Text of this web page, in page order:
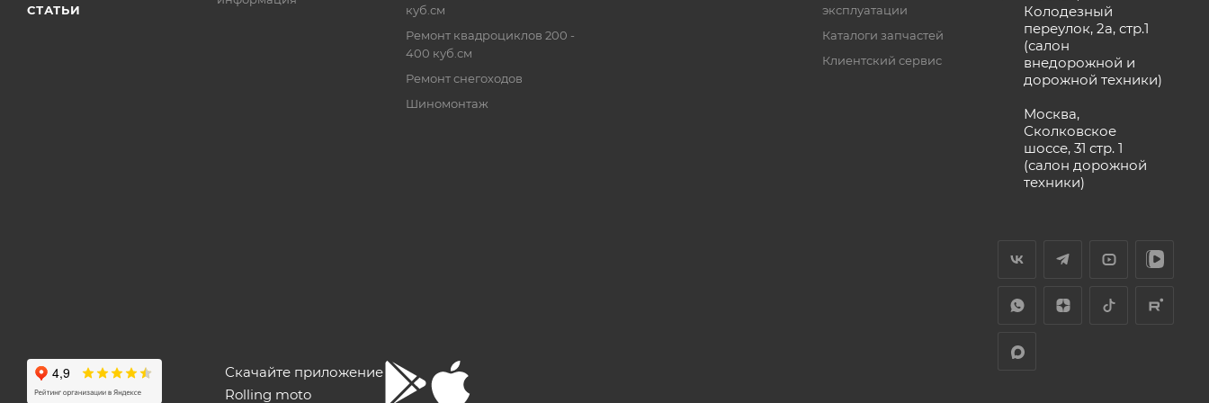
СТАТЬИ
куб.см
Ремонт квадроциклов 200 -
400 куб.см
Ремонт снегоходов
Шиномонтаж
эксплуатации
Каталоги запчастей
Клиентский сервис
Колодезный
переулок, 2а, стр.1
(салон
внедорожной и
дорожной техники)
Москва,
Сколковское
шоссе, 31 стр. 1
(салон дорожной
техники)
Скачайте приложение
Rolling moto